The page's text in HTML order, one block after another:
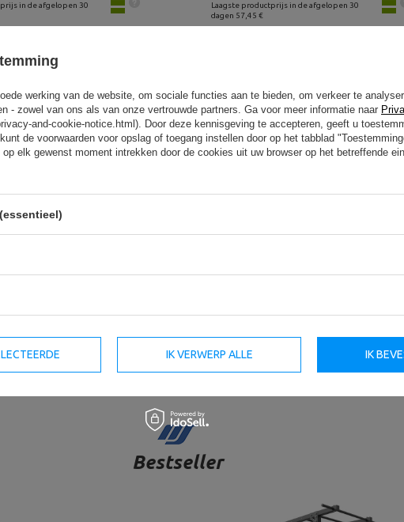
in de afgelopen 30
Laagste productprijs in de afgelopen 30
dagen 57,45 €
-15%
180 cm + Sz-
in de afgelopen 30
€
Set MWG4 | Halterstang 167 cm +
Laagste productprijs in de afgelopen 30
159,90 €
135,92 €
Bestseller
werking van de website, om sociale functies aan te bieden, om verkeer te
- zowel van ons als van onze vertrouwde partners. Ga voor meer informatie naar
and-cookie-notice.html). Door deze kennisgeving te accepteren, geeft u
de voorwaarden voor opslag of toegang instellen door op het tabblad
elk gewenst moment intrekken door de cookies uit uw browser op het betreffende
IK VERWERP ALLE IK